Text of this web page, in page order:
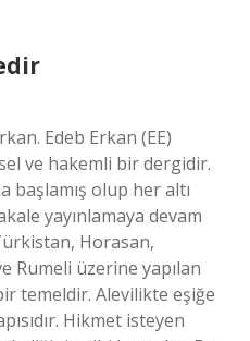
Edeb Erkan (EE)
ve hakemli bir dergidir.
başlamış olup her altı
yayınlamaya devam
Horasan,
Rumeli üzerine yapılan
temeldir. Alevilikte eşiğe
Hikmet isteyen